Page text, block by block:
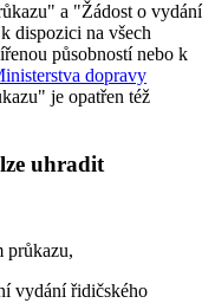
a "Žádost o vydání
dispozici na všech
působností nebo k
dopravy
je opatřen též
uhradit
průkazu,
vydání řidičského